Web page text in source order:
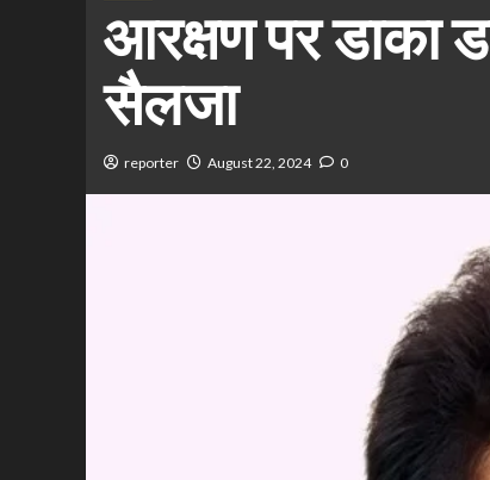
आरक्षण पर डाका
सैलजा
reporter August 22, 2024 0